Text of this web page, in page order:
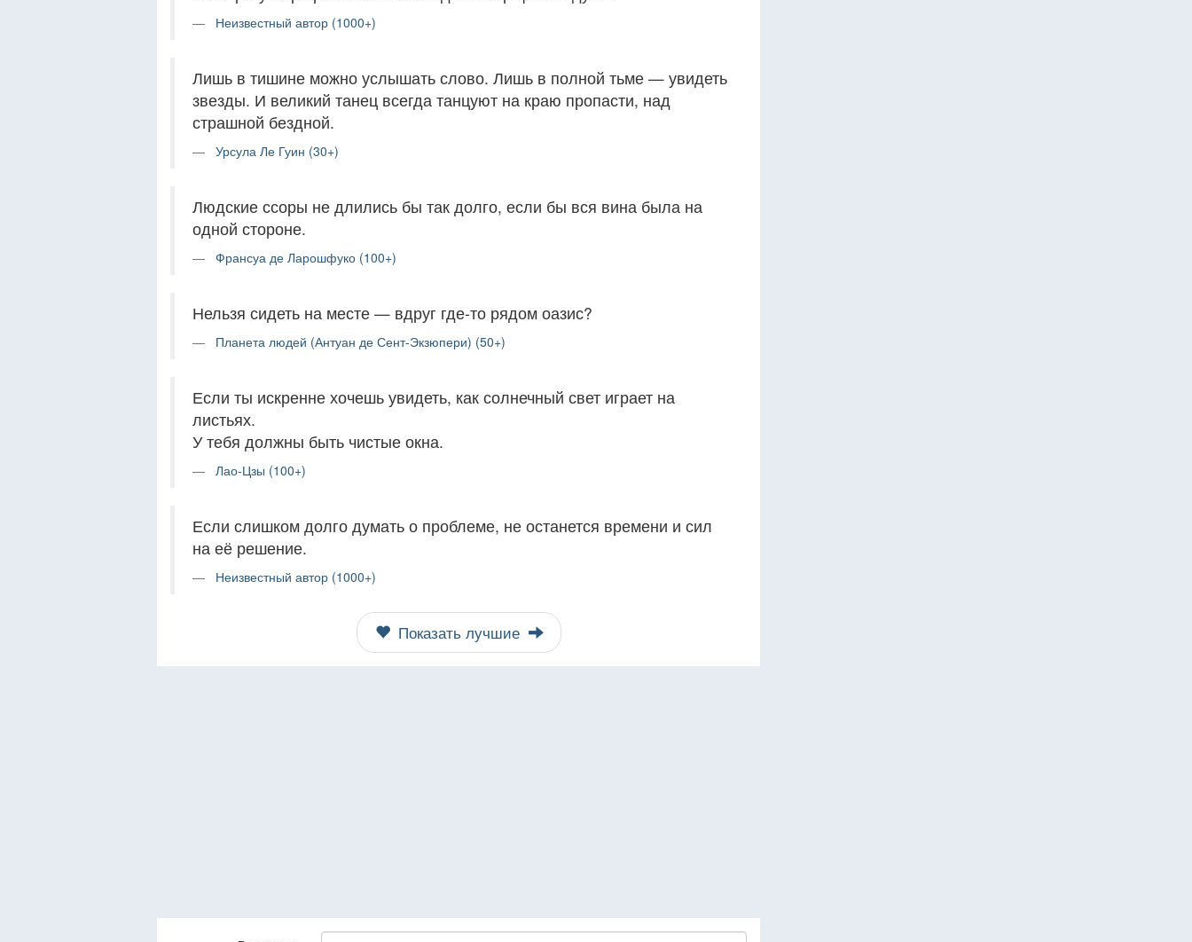
Неизвестный автор (1000+)
Лишь в тишине можно услышать слово. Лишь в полной тьме — увидеть
звезды. И великий танец всегда танцуют на краю пропасти, над
страшной бездной.
Урсула Ле Гуин (30+)
Людские ссоры не длились бы так долго, если бы вся вина была на
одной стороне.
Франсуа де Ларошфуко (100+)
Нельзя сидеть на месте — вдруг где-то рядом оазис?
Планета людей (Антуан де Сент-Экзюпери) (50+)
Если ты искренне хочешь увидеть, как солнечный свет играет на
листьях.
У тебя должны быть чистые окна.
Лао-Цзы (100+)
Если слишком долго думать о проблеме, не останется времени и сил
на её решение.
Неизвестный автор (1000+)
Показать лучшие